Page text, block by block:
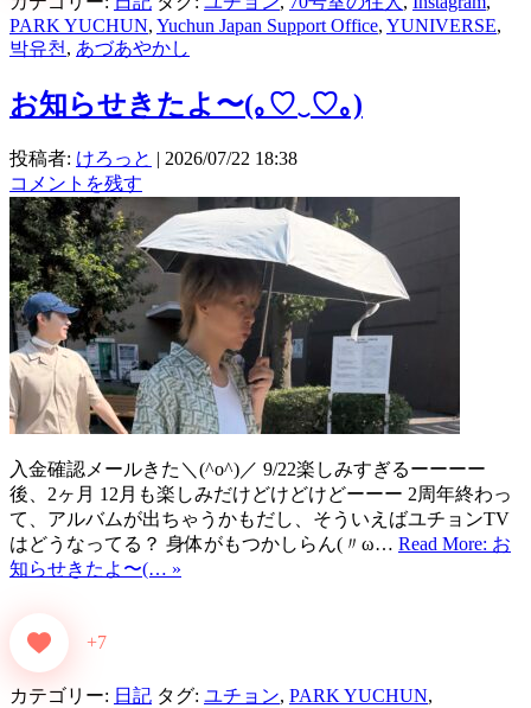
PARK YUCHUN, Yuchun Japan Support Office, YUNIVERSE,
박유천 , あづあやかし
お知らせきたよ〜(⁠｡⁠♡⁠‿⁠♡⁠｡⁠)
投稿者: けろっと | 2026/07/22 18:38
コメントを残す
入金確認メールきた＼(^o^)／ 9/22楽しみすぎるーーーー
後、2ヶ月 12月も楽しみだけどけどけどーーー 2周年終わっ
て、アルバムが出ちゃうかもだし、そういえばユチョンTV
はどうなってる？ 身体がもつかしらん(〃ω… Read More: お
知らせきたよ〜(⁠… »
+7
カテゴリー: 日記 タグ: ユチョン, PARK YUCHUN,